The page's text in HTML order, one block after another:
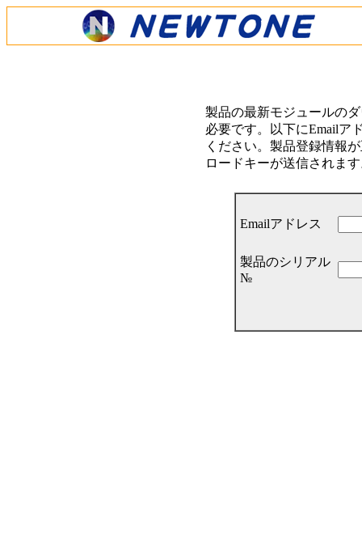
製品の最新モジュールの
必要です。以下にEmailア
ください。製品登録情報
ロードキーが送信されま
Emailアドレス
製品のシリアル
№